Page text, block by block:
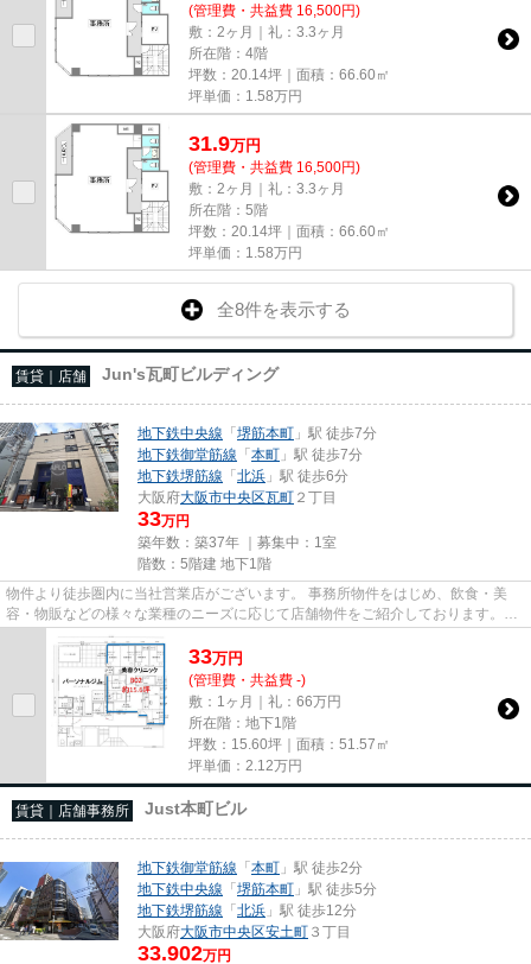
(管理費・共益費 16,500円)
敷：2ヶ月｜礼：3.3ヶ月
所在階：4階
坪数：20.14坪｜面積：66.60㎡
坪単価： 1.58万円
31.9万円
(管理費・共益費 16,500円)
敷：2ヶ月｜礼：3.3ヶ月
所在階：5階
坪数：20.14坪｜面積：66.60㎡
坪単価： 1.58万円
全8件を表示する
賃貸｜店舗 Jun's瓦町ビルディング
地下鉄中央線 「堺筋本町 」駅 徒歩7分
地下鉄御堂筋線 「本町 」駅 徒歩7分
地下鉄堺筋線 「北浜 」駅 徒歩6分
大阪府大阪市中央区瓦町 ２丁目
33万円
築年数：築37年 ｜募集中： 1室
階数：5階建 地下1階
物件より徒歩圏内に当社営業店がございます。 事務所物件をはじめ、飲食・美
容・物販などの様々な業種のニーズに応じて店舗物件をご紹介しております。
尚、弊社ではおとり広告は一切...
33万円
(管理費・共益費 -)
敷：1ヶ月｜礼：66万円
所在階：地下1階
坪数：15.60坪｜面積：51.57㎡
坪単価： 2.12万円
賃貸｜店舗事務所 Just本町ビル
地下鉄御堂筋線 「本町 」駅 徒歩2分
地下鉄中央線 「堺筋本町 」駅 徒歩5分
地下鉄堺筋線 「北浜 」駅 徒歩12分
大阪府大阪市中央区安土町 ３丁目
33.902万円